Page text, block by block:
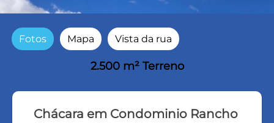
Fotos Mapa Vista da rua
2.500 m² Terreno
Chácara em Condominio Rancho